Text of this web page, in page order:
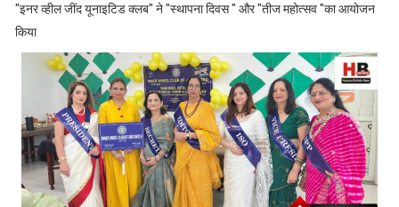
"इनर व्हील जींद यूनाइटिड क्लब" ने "स्थापना दिवस " और "तीज महोत्सव "का आयोजन
किया